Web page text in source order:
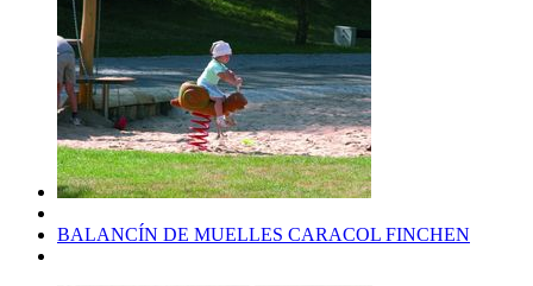
BALANCÍN DE MUELLES CARACOL FINCHEN